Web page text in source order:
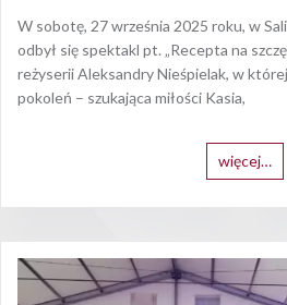
W sobotę, 27 września 2025 roku, w
odbył się spektakl pt. „Recepta na
reżyserii Aleksandry Nieśpielak, w
pokoleń – szukająca miłości Kasia,
więcej…